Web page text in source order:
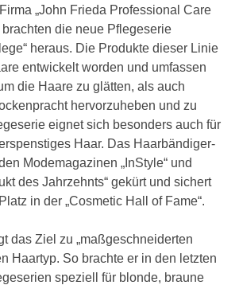
„John Frieda Professional Care
brachten die neue Pflegeserie
heraus. Die Produkte dieser Linie
entwickelt worden und umfassen
die Haare zu glätten, als auch
hervorzuheben und zu
eignet sich besonders auch für
Haar. Das Haarbändiger-
Modemagazinen „InStyle“ und
des Jahrzehnts“ gekürt und sichert
in der „Cosmetic Hall of Fame“.
das Ziel zu „maßgeschneiderten
Haartyp. So brachte er in den letzten
speziell für blonde, braune